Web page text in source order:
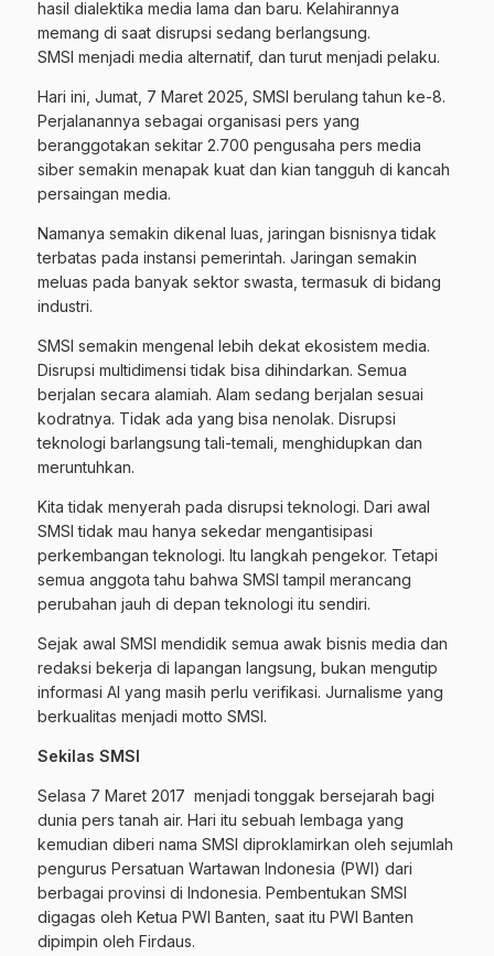
hasil dialektika media lama dan baru. Kelahirannya
memang di saat disrupsi sedang berlangsung.
SMSI menjadi media alternatif, dan turut menjadi pelaku.
Hari ini, Jumat, 7 Maret 2025, SMSI berulang tahun ke-8.
Perjalanannya sebagai organisasi pers yang
beranggotakan sekitar 2.700 pengusaha pers media
siber semakin menapak kuat dan kian tangguh di kancah
persaingan media.
Namanya semakin dikenal luas, jaringan bisnisnya tidak
terbatas pada instansi pemerintah. Jaringan semakin
meluas pada banyak sektor swasta, termasuk di bidang
industri.
SMSI semakin mengenal lebih dekat ekosistem media.
Disrupsi multidimensi tidak bisa dihindarkan. Semua
berjalan secara alamiah. Alam sedang berjalan sesuai
kodratnya. Tidak ada yang bisa nenolak. Disrupsi
teknologi barlangsung tali-temali, menghidupkan dan
meruntuhkan.
Kita tidak menyerah pada disrupsi teknologi. Dari awal
SMSI tidak mau hanya sekedar mengantisipasi
perkembangan teknologi. Itu langkah pengekor. Tetapi
semua anggota tahu bahwa SMSI tampil merancang
perubahan jauh di depan teknologi itu sendiri.
Sejak awal SMSI mendidik semua awak bisnis media dan
redaksi bekerja di lapangan langsung, bukan mengutip
informasi AI yang masih perlu verifikasi. Jurnalisme yang
berkualitas menjadi motto SMSI.
Sekilas SMSI
Selasa 7 Maret 2017 menjadi tonggak bersejarah bagi
dunia pers tanah air. Hari itu sebuah lembaga yang
kemudian diberi nama SMSI diproklamirkan oleh sejumlah
pengurus Persatuan Wartawan Indonesia (PWI) dari
berbagai provinsi di Indonesia. Pembentukan SMSI
digagas oleh Ketua PWI Banten, saat itu PWI Banten
dipimpin oleh Firdaus.